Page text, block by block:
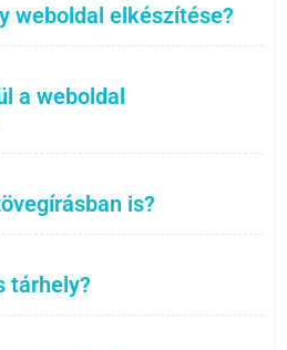
weboldal elkészítése?
a weboldal
is?
tárhely?